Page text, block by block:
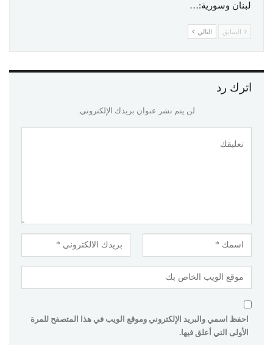
لبنان وسورية:…
السابق التالي
اترك رد
لن يتم نشر عنوان بريدك الإلكتروني.
احفظ اسمي والبريد الإلكتروني وموقع الويب في هذا المتصفح للمرة
الأولى التي أعلق فيها.